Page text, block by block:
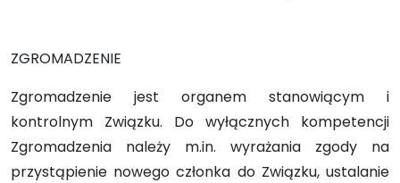
ZGROMADZENIE
Zgromadzenie jest organem stanowiącym i
kontrolnym Związku. Do wyłącznych kompetencji
Zgromadzenia należy m.in. wyrażania zgody na
przystąpienie nowego członka do Związku, ustalanie